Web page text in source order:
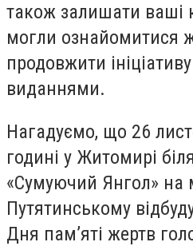
також залишати ваші
могли ознайомитися
продовжити
виданнями.
Нагадуємо, що 26
годині у Житомирі
«Сумуючий Янгол» на
Путятинському
Дня пам’яті жертв